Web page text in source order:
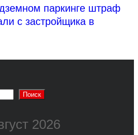
паркинге штраф
с застройщика в
Поиск
2026